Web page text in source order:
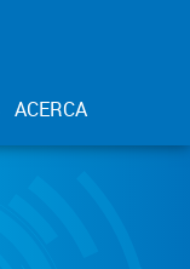
ACERCA